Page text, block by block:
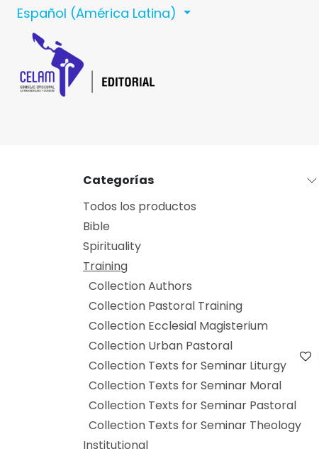
Ir al contenido
Español (América Latina)
Categorías
Todos los productos
Bible
Spirituality
Training
Collection Authors
Collection Pastoral Training
Collection Ecclesial Magisterium
Collection Urban Pastoral
Collection Texts for Seminar Liturgy
Collection Texts for Seminar Moral
Collection Texts for Seminar Pastoral
Collection Texts for Seminar Theology
Institutional